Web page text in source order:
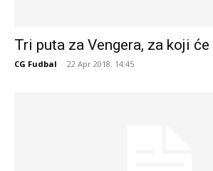
Tri puta za Vengera, za koji
CG Fudbal - 22 Apr 2018. 14:45